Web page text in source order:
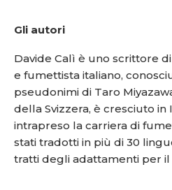
Gli autori
Davide Calì è uno scrittore
e fumettista italiano,
pseudonimi di Taro
della Svizzera, è cresciuto in
intrapreso la carriera di
stati tradotti in più di 30
tratti degli adattamenti per il